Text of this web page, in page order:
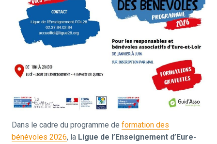
Dans le cadre du programme de formation des
bénévoles 2026, la Ligue de l’Enseignement d’Eure-